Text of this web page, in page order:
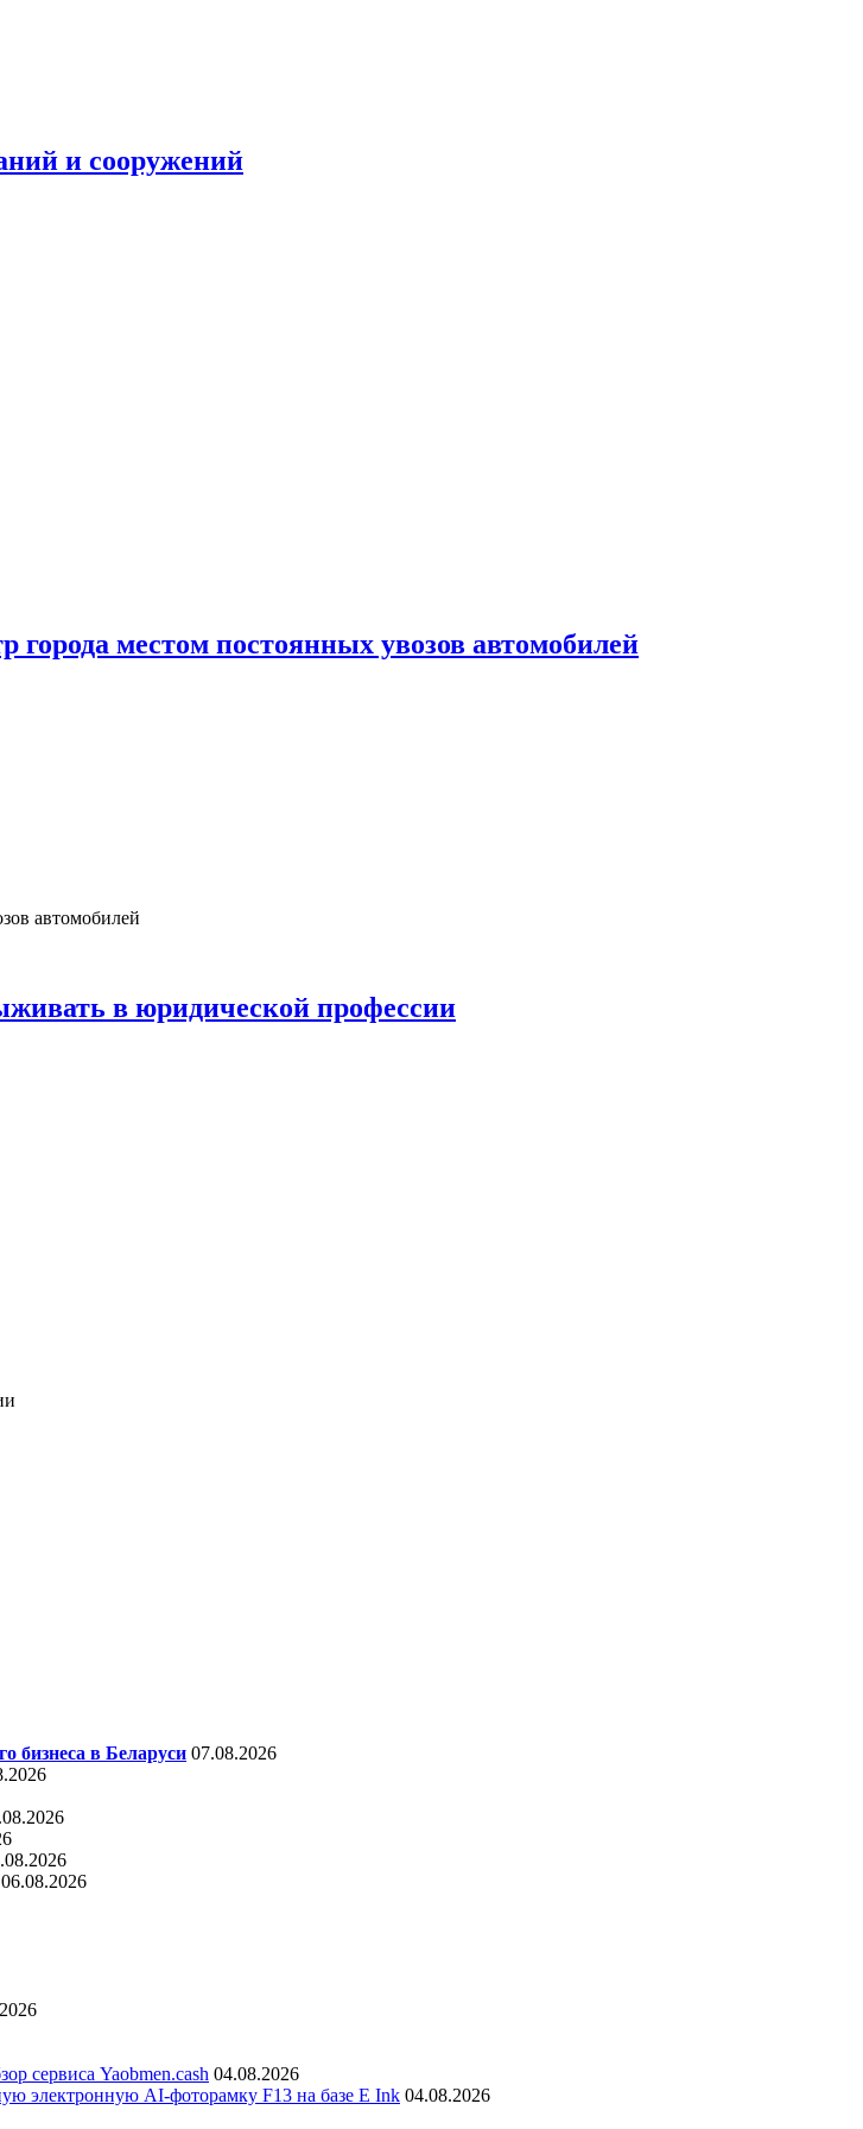
и сооружений
местом постоянных увозов автомобилей
автомобилей
в юридической профессии
бизнеса в Беларуси 07.08.2026
06.08.2026
сервиса Yaobmen.cash 04.08.2026
электронную AI-фоторамку F13 на базе E Ink 04.08.2026